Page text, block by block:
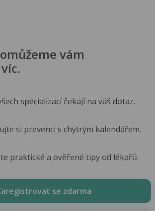
vám
specializací čekají na váš dotaz.
si prevenci s chytrým kalendářem.
praktické a ověřené tipy od lékařů.
se zdarma